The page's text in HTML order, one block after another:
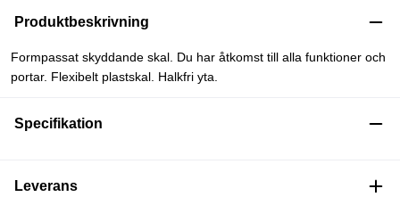
Produktbeskrivning
Formpassat skyddande skal. Du har åtkomst till alla funktioner och
portar. Flexibelt plastskal. Halkfri yta.
Specifikation
Leverans